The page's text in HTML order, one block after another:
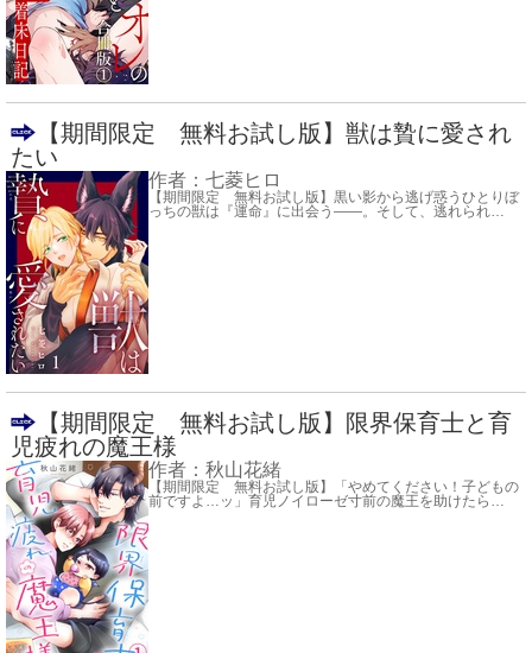
【期間限定 無料お試し版】獣は贄に愛され
たい
作者： 七菱ヒロ
【期間限定 無料お試し版】黒い影から逃げ惑うひとりぼ
っちの獣は『運命』に出会う――。そして、逃れられ…
【期間限定 無料お試し版】限界保育士と育
児疲れの魔王様
作者： 秋山花緒
【期間限定 無料お試し版】「やめてください！子どもの
前ですよ…ッ」育児ノイローゼ寸前の魔王を助けたら …